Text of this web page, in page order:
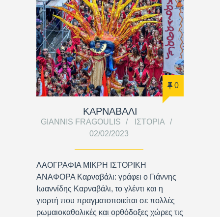
0
ΚΑΡΝΑΒΑΛΙ
GIANNIS FRAGOULIS
ΙΣΤΟΡΊΑ
02/02/2023
ΛΑΟΓΡΑΦΙΑ ΜΙΚΡΗ ΙΣΤΟΡΙΚΗ
ΑΝΑΦΟΡΑ Καρναβάλι: γράφει ο Γιάννης
Ιωαννίδης Καρναβάλι, το γλέντι και η
γιορτή που πραγματοποιείται σε πολλές
ρωμαιοκαθολικές και ορθόδοξες χώρες τις